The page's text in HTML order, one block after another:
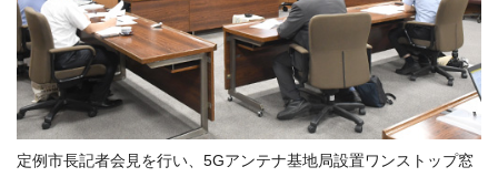
定例市長記者会見を行い、5Gアンテナ基地局設置ワンストップ窓